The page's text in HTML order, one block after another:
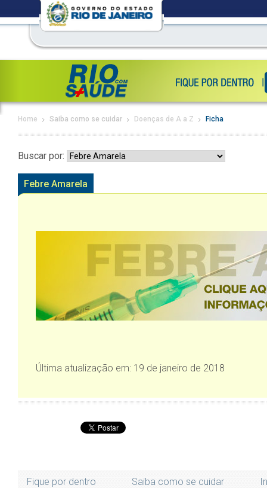
Home Saiba como se cuidar Doenças de A a Z Ficha
Buscar por:
Febre Amarela
Última atualização em: 19 de janeiro de 2018
Fique por dentro Saiba como se cuidar